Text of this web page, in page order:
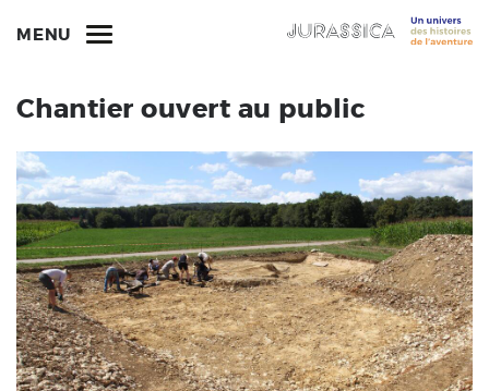
MENU
Chantier ouvert au public